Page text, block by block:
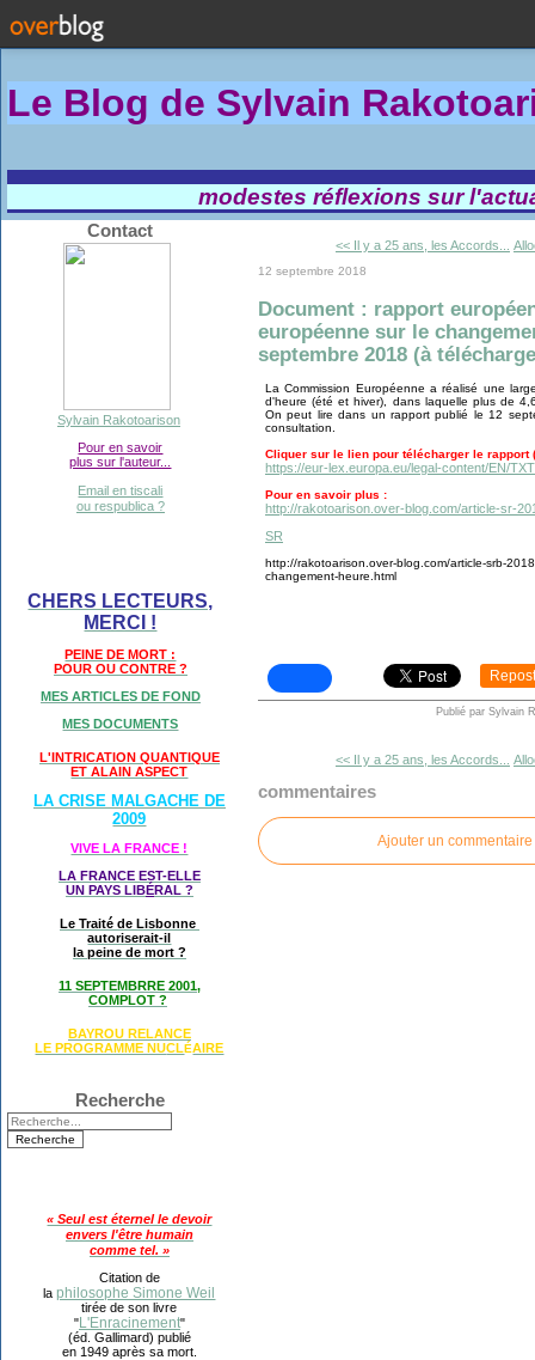
Le Blog de Sylvain Rakotoa
modestes réflexions sur
Contact
Sylvain Rakotoarison
Pour en savoir
plus sur l'auteur...
Email en tiscali
ou respublica ?
CHERS LECTEURS,
MERCI !
PEINE DE MORT :
POUR OU CONTRE ?
MES ARTICLES DE FOND
MES DOCUMENTS
L'INTRICATION QUANTIQUE
ET ALAIN ASPECT
LA CRISE MALGACHE DE
2009
VIVE LA FRANCE !
LA FRANCE EST-ELLE
UN PAYS LIBÉRAL ?
Le Traité de Lisbonne
autoriserait-il
la peine de mort ?
11 SEPTEMBRRE 2001,
COMPLOT ?
BAYROU RELANCE
LE PROGRAMME NUCLÉAIRE
Recherche
« Seul est éternel le devoir
envers l'être humain
comme tel. »
Citation de
laphilosophe Simone Weil
tirée de son livre
"L'Enracinement"
(éd. Gallimard) publié
en 1949 après sa mort.
<< Il y a 25 ans, les Accords...
12 septembre 2018
Document : rapport
européenne sur le
septembre 2018 (à
La Commission Européenne a réalisé une
d'heure (été et hiver), dans laquelle plus de
On peut lire dans un rapport publié le 12
consultation.
Cliquer sur le lien pour télécharger le rapport
https://eur-lex.europa.eu/legal-content/EN/
Pour en savoir plus :
http://rakotoarison.over-blog.com/article-sr-
SR
http://rakotoarison.over-blog.com/article-srb-
changement-heure.html
Repost
Publié par Sylvain
<< Il y a 25 ans, les Accords...
commentaires
Ajouter un commentaire